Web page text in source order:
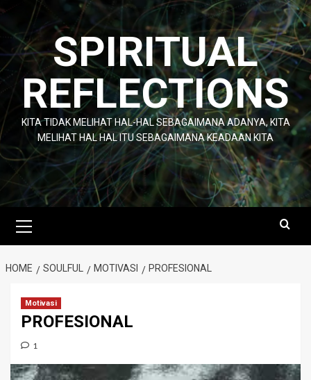
Skip
content
SPIRITUAL
REFLECTIONS
KITA TIDAK MELIHAT HAL-HAL SEBAGAIMANA ADANYA, KITA
MELIHAT HAL HAL ITU SEBAGAIMANA KEADAAN KITA
Menu
HOME SOULFUL MOTIVASI PROFESIONAL
Motivasi
PROFESIONAL
1